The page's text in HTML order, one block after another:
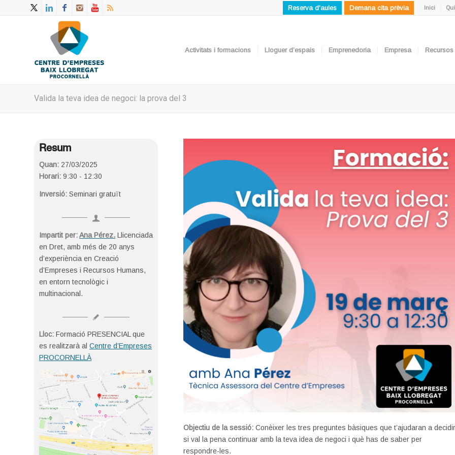
Inici
Reserva d'aules Demana cita prèvia
Activitats i formacions Lloguer d’espais Emprenedoria Empresa Recursos
Valida la teva idea de negoci: la prova del 3
Resum
Quan: 27/03/2025
Horari: 9:30 - 12:30
Inversió: Seminari gratuït
Impartit per:Ana Pérez. Llicenciada
en Dret, amb més de 20 anys
d’experiència en Creació
d’Empreses i Recursos Humans,
en entorn tecnològic i
multinacional.
Lloc: Formació PRESENCIAL que
es realitzarà al Centre d’Empreses
PROCORNELLÀ
Objectiu de la sessió:Conèixer les tres preguntes bàsiques que t’ajudaran a
si val la pena continuar amb la teva idea de negoci i què has de saber per
respondre-les.